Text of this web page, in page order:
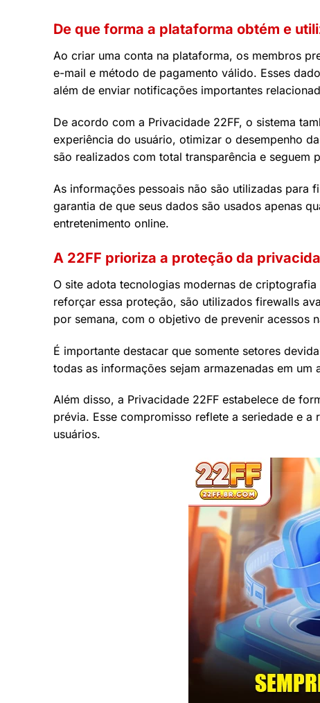
De que forma a plataforma obtém e
Ao criar uma conta na plataforma, os membros
e-mail e método de pagamento válido. Esses
além de enviar notificações importantes
De acordo com a Privacidade 22FF, o sistema
experiência do usuário, otimizar o desempenho
são realizados com total transparência e seguem
As informações pessoais não são utilizadas para
garantia de que seus dados são usados apenas
entretenimento online.
A 22FF prioriza a proteção da
O site adota tecnologias modernas de
reforçar essa proteção, são utilizados firewalls
por semana, com o objetivo de prevenir acessos
É importante destacar que somente setores
todas as informações sejam armazenadas em
Além disso, a Privacidade 22FF estabelece de
prévia. Esse compromisso reflete a seriedade e
usuários.